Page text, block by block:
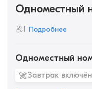
Одноместный
1 Подробнее
Одноместный
Завтрак включён